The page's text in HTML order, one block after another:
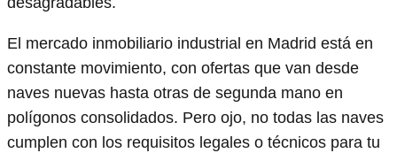
El mercado inmobiliario industrial en Madrid está en
constante movimiento, con ofertas que van desde
naves nuevas hasta otras de segunda mano en
polígonos consolidados. Pero ojo, no todas las naves
cumplen con los requisitos legales o técnicos para tu